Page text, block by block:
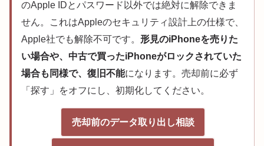
のApple IDとパスワード以外では絶対に解除できま
せん。これはAppleのセキュリティ設計上の仕様で、
Apple社でも解除不可です。 形見のiPhoneを売りた
い場合や、中古で買ったiPhoneがロックされていた
場合も同様で、復旧不能になります。売却前に必ず
「探す」をオフにし、初期化してください。
売却前のデータ取り出し相談